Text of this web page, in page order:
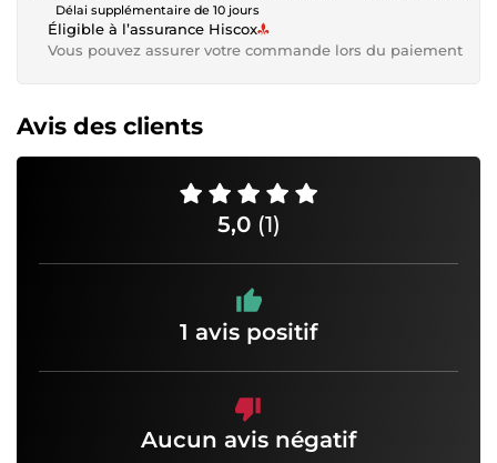
Délai supplémentaire de 10 jours
Éligible à l’assurance Hiscox
Vous pouvez assurer votre commande lors du paiement
Avis des clients
5,0 (1)
1 avis positif
Aucun avis négatif